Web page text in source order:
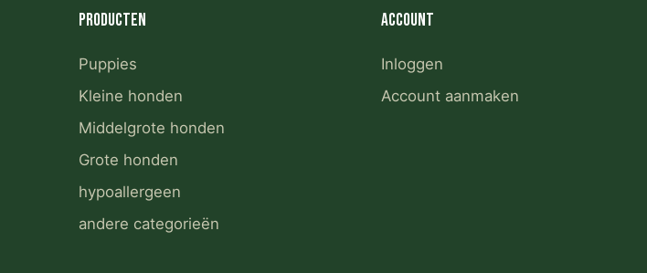
Producten
Puppies
Kleine honden
Middelgrote honden
Grote honden
hypoallergeen
andere categorieën
Account
Inloggen
Account aanmaken